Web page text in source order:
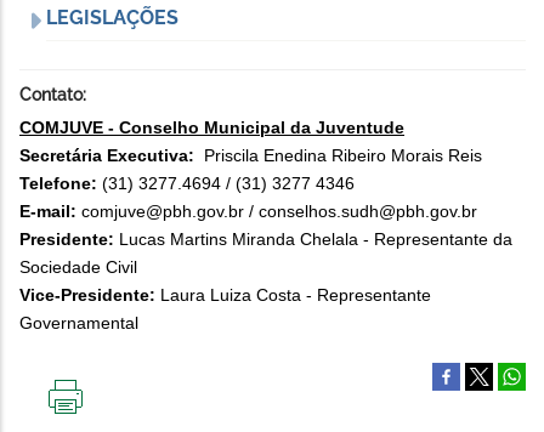
LEGISLAÇÕES
Contato:
COMJUVE - Conselho Municipal da Juventude
Secretária Executiva:
Priscila Enedina Ribeiro Morais Reis
Telefone: (31) 3277.4694 / (31) 3277 4346
E-mail: comjuve@pbh.gov.br / conselhos.sudh@pbh.gov.br
Presidente: Lucas Martins Miranda Chelala - Representante da
Sociedade Civil
Vice-Presidente: Laura Luiza Costa - Representante
Governamental